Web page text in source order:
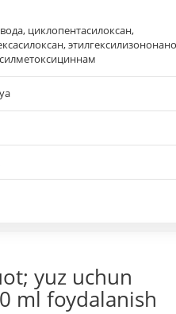
циклопентасилоксан,
yuz uchun
ml foydalanish